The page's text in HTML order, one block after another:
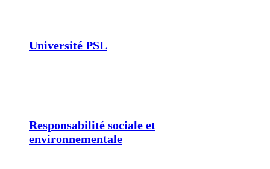
Université PSL
Responsabilité sociale et
environnementale